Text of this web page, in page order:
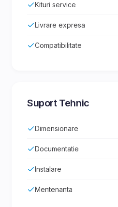
Kituri service
Livrare expresa
Compatibilitate
Suport Tehnic
Dimensionare
Documentatie
Instalare
Mentenanta